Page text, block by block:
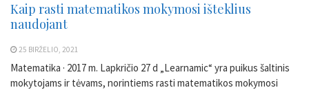
Kaip rasti matematikos mokymosi išteklius
naudojant
25 BIRŽELIO, 2021
Matematika · 2017 m. Lapkričio 27 d „Learnamic“ yra puikus šaltinis
mokytojams ir tėvams, norintiems rasti matematikos mokymosi